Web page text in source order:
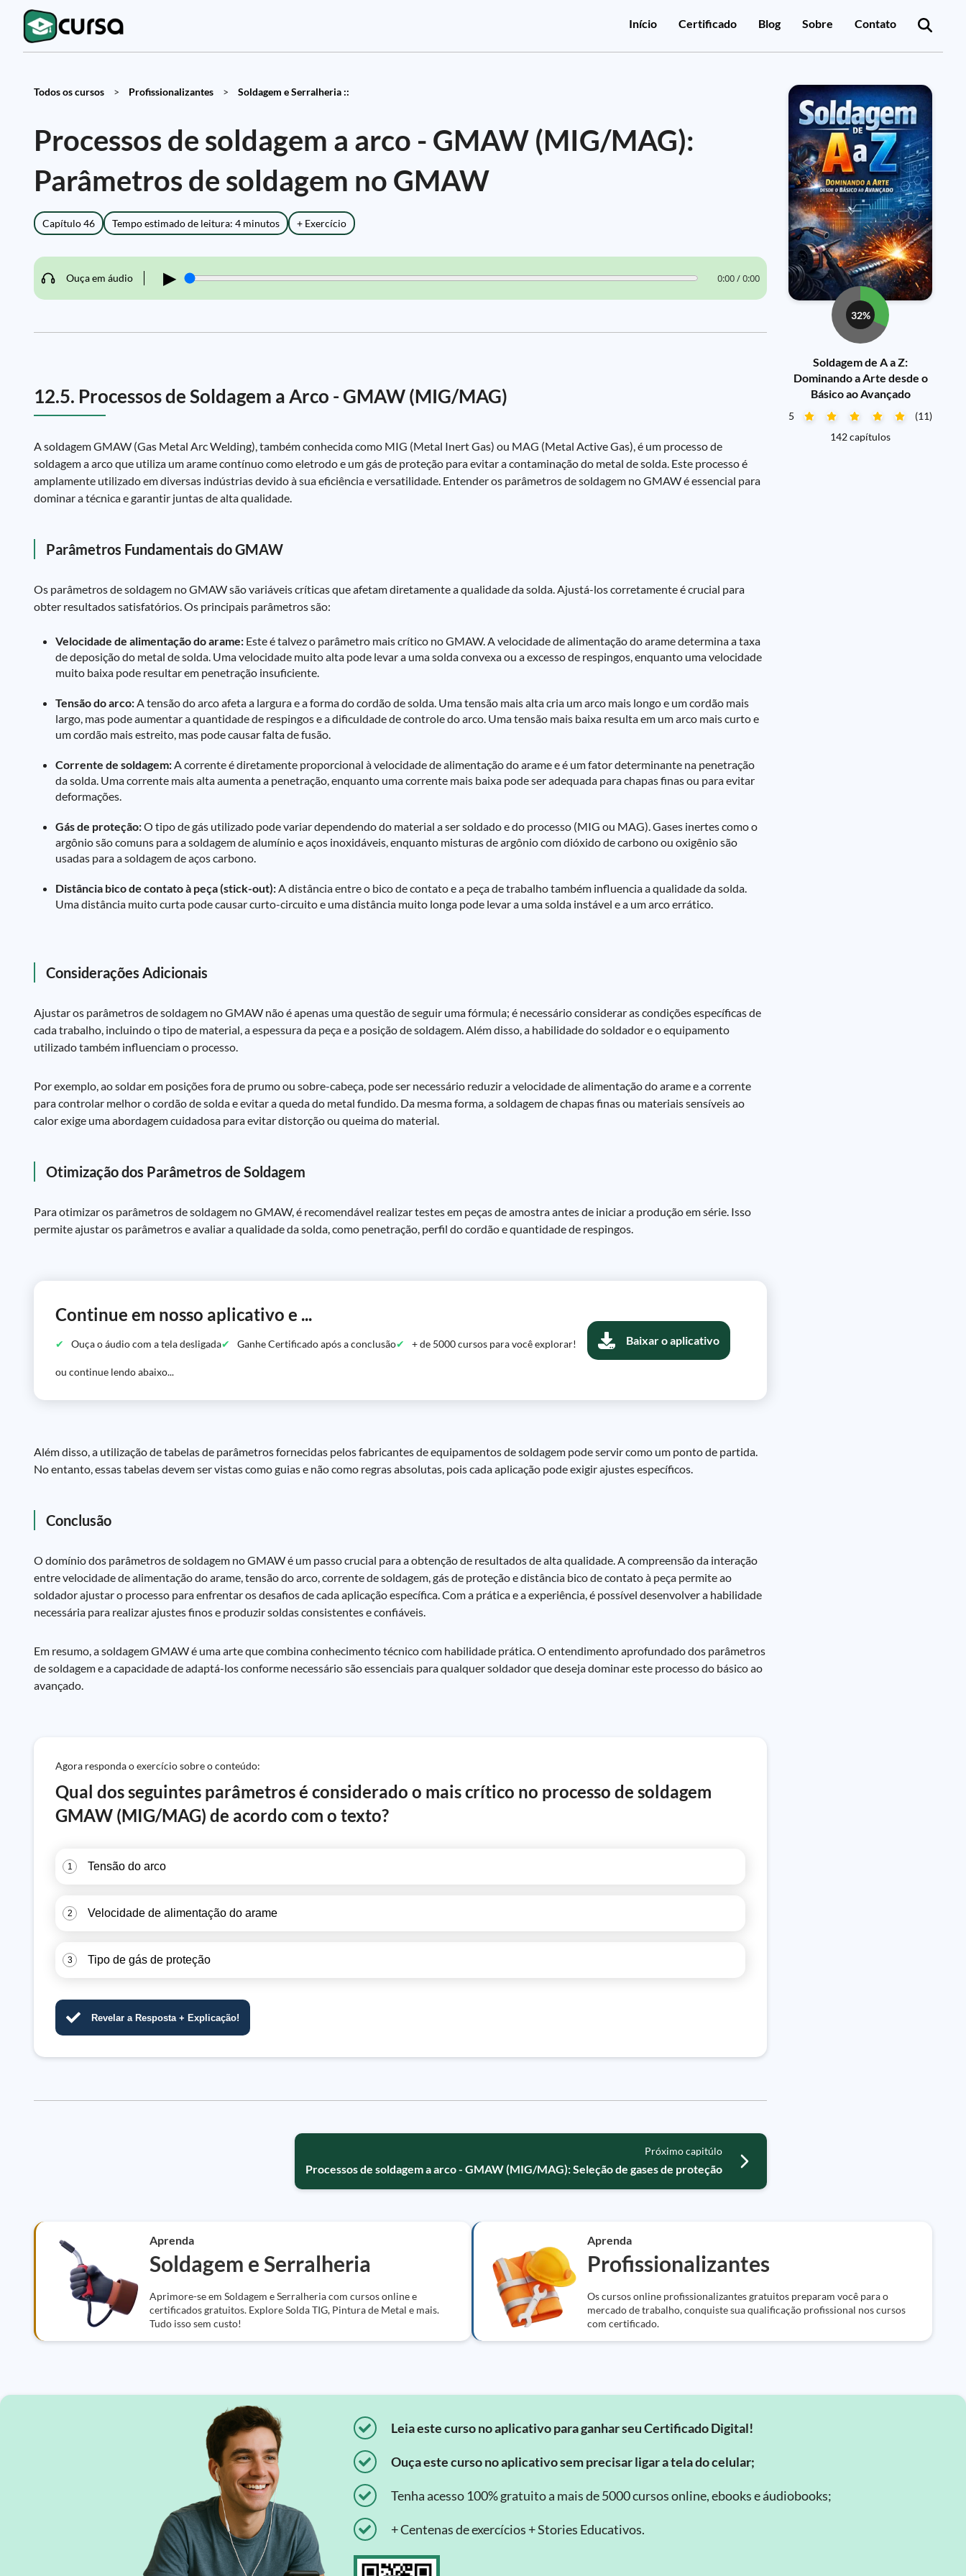
Início Certificado Blog Sobre Contato
Todos os cursos > Profissionalizantes > Soldagem e Serralheria ::
Processos de soldagem a arco - GMAW (MIG/MAG):
Parâmetros de soldagem no GMAW
Capítulo 46 Tempo estimado de leitura: 4 minutos + Exercício
Ouça em áudio ▶ 0:00 / 0:00
12.5. Processos de Soldagem a Arco - GMAW (MIG/MAG)
A soldagem GMAW (Gas Metal Arc Welding), também conhecida como MIG (Metal Inert Gas) ou MAG (Metal Active Gas), é um processo de
soldagem a arco que utiliza um arame contínuo como eletrodo e um gás de proteção para evitar a contaminação do metal de solda. Este processo é
amplamente utilizado em diversas indústrias devido à sua eficiência e versatilidade. Entender os parâmetros de soldagem no GMAW é essencial para
dominar a técnica e garantir juntas de alta qualidade.
Parâmetros Fundamentais do GMAW
Os parâmetros de soldagem no GMAW são variáveis críticas que afetam diretamente a qualidade da solda. Ajustá-los corretamente é crucial para
obter resultados satisfatórios. Os principais parâmetros são:
Velocidade de alimentação do arame: Este é talvez o parâmetro mais crítico no GMAW. A velocidade de alimentação do arame determina a taxa
de deposição do metal de solda. Uma velocidade muito alta pode levar a uma solda convexa ou a excesso de respingos, enquanto uma velocidade
muito baixa pode resultar em penetração insuficiente.
Tensão do arco:A tensão do arco afeta a largura e a forma do cordão de solda. Uma tensão mais alta cria um arco mais longo e um cordão mais
largo, mas pode aumentar a quantidade de respingos e a dificuldade de controle do arco. Uma tensão mais baixa resulta em um arco mais curto e
um cordão mais estreito, mas pode causar falta de fusão.
Corrente de soldagem:A corrente é diretamente proporcional à velocidade de alimentação do arame e é um fator determinante na penetração
da solda. Uma corrente mais alta aumenta a penetração, enquanto uma corrente mais baixa pode ser adequada para chapas finas ou para evitar
deformações.
Gás de proteção:O tipo de gás utilizado pode variar dependendo do material a ser soldado e do processo (MIG ou MAG). Gases inertes como o
argônio são comuns para a soldagem de alumínio e aços inoxidáveis, enquanto misturas de argônio com dióxido de carbono ou oxigênio são
usadas para a soldagem de aços carbono.
Distância bico de contato à peça (stick-out):A distância entre o bico de contato e a peça de trabalho também influencia a qualidade da solda.
Uma distância muito curta pode causar curto-circuito e uma distância muito longa pode levar a uma solda instável e a um arco errático.
Considerações Adicionais
Ajustar os parâmetros de soldagem no GMAW não é apenas uma questão de seguir uma fórmula; é necessário considerar as condições específicas de
cada trabalho, incluindo o tipo de material, a espessura da peça e a posição de soldagem. Além disso, a habilidade do soldador e o equipamento
utilizado também influenciam o processo.
Por exemplo, ao soldar em posições fora de prumo ou sobre-cabeça, pode ser necessário reduzir a velocidade de alimentação do arame e a corrente
para controlar melhor o cordão de solda e evitar a queda do metal fundido. Da mesma forma, a soldagem de chapas finas ou materiais sensíveis ao
calor exige uma abordagem cuidadosa para evitar distorção ou queima do material.
Otimização dos Parâmetros de Soldagem
Para otimizar os parâmetros de soldagem no GMAW, é recomendável realizar testes em peças de amostra antes de iniciar a produção em série. Isso
permite ajustar os parâmetros e avaliar a qualidade da solda, como penetração, perfil do cordão e quantidade de respingos.
Continue em nosso aplicativo e ...
Ouça o áudio com a tela desligada Ganhe Certificado após a conclusão + de 5000 cursos para você explorar!
ou continue lendo abaixo...
Baixar o aplicativo
Além disso, a utilização de tabelas de parâmetros fornecidas pelos fabricantes de equipamentos de soldagem pode servir como um ponto de partida.
No entanto, essas tabelas devem ser vistas como guias e não como regras absolutas, pois cada aplicação pode exigir ajustes específicos.
Conclusão
O domínio dos parâmetros de soldagem no GMAW é um passo crucial para a obtenção de resultados de alta qualidade. A compreensão da interação
entre velocidade de alimentação do arame, tensão do arco, corrente de soldagem, gás de proteção e distância bico de contato à peça permite ao
soldador ajustar o processo para enfrentar os desafios de cada aplicação específica. Com a prática e a experiência, é possível desenvolver a habilidade
necessária para realizar ajustes finos e produzir soldas consistentes e confiáveis.
Em resumo, a soldagem GMAW é uma arte que combina conhecimento técnico com habilidade prática. O entendimento aprofundado dos parâmetros
de soldagem e a capacidade de adaptá-los conforme necessário são essenciais para qualquer soldador que deseja dominar este processo do básico ao
avançado.
Agora responda o exercício sobre o conteúdo:
Qual dos seguintes parâmetros é considerado o mais crítico no processo de soldagem
GMAW (MIG/MAG) de acordo com o texto?
1 Tensão do arco
2 Velocidade de alimentação do arame
3 Tipo de gás de proteção
Revelar a Resposta + Explicação!
Próximo capitúlo
Processos de soldagem a arco - GMAW (MIG/MAG): Seleção de gases de proteção
32%
Soldagem de A a Z:
Dominando a Arte desde o
Básico ao Avançado
5
(11)
142 capítulos
Aprenda
Soldagem e Serralheria
Aprimore-se em Soldagem e Serralheria com cursos online e
certificados gratuitos. Explore Solda TIG, Pintura de Metal e mais.
Tudo isso sem custo!
Aprenda
Profissionalizantes
Os cursos online profissionalizantes gratuitos preparam você para o
mercado de trabalho, conquiste sua qualificação profissional nos cursos
com certificado.
Leia este curso no aplicativo para ganhar seu Certificado Digital!
Ouça este curso no aplicativo sem precisar ligar a tela do celular;
Tenha acesso 100% gratuito a mais de 5000 cursos online, ebooks e áudiobooks;
+ Centenas de exercícios + Stories Educativos.